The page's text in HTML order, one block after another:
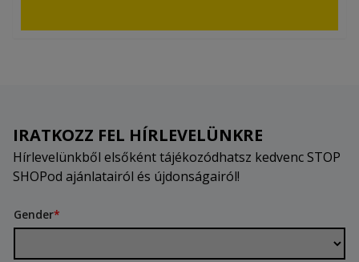
IRATKOZZ FEL HÍRLEVELÜNKRE
Hírlevelünkből elsőként tájékozódhatsz kedvenc STOP
SHOPod ajánlatairól és újdonságairól!
Gender*